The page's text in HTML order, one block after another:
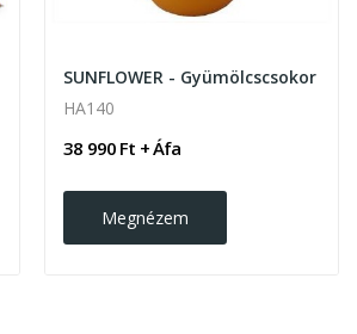
SUNFLOWER - Gyümölcscsokor
HA140
38 990 Ft + Áfa
Megnézem